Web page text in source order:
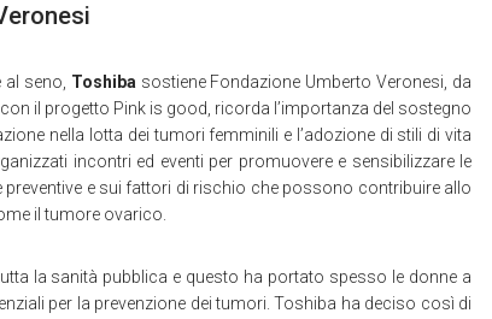
seno, Toshiba sostiene Fondazione Umberto Veronesi, da
il progetto Pink is good, ricorda l’importanza del sostegno
nella lotta dei tumori femminili e l’adozione di stili di vita
incontri ed eventi per promuovere e sensibilizzare le
e sui fattori di rischio che possono contribuire allo
il tumore ovarico.
la sanità pubblica e questo ha portato spesso le donne a
per la prevenzione dei tumori. Toshiba ha deciso così di